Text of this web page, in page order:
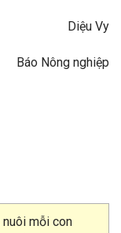
Diệu Vy
Báo Nông nghiệp
mỗi con